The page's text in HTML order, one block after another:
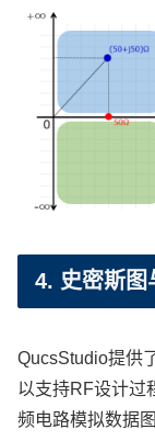
4. 史密斯
QucsStudio提供
以支持RF设计过
频电路模拟数据